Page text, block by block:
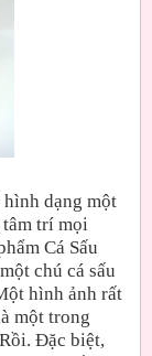
dạng một
trí mọi
Cá Sấu
chú cá sấu
hình ảnh rất
một trong
Đặc biệt,